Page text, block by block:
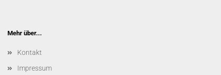
Mehr über...
Kontakt
Impressum